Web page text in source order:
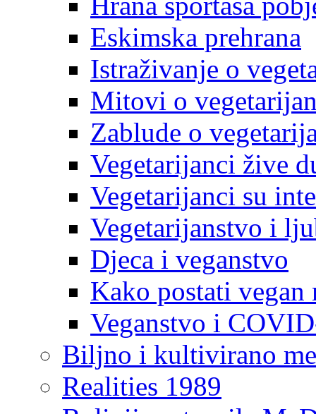
Eskimska prehrana
Istraživanje o
Mitovi o
Zablude o
Vegetarijanci žive
Vegetarijanci su
Vegetarijanstvo i
Djeca i veganstvo
Kako postati vegan
Veganstvo i
Biljno i kultivirano
Realities 1989